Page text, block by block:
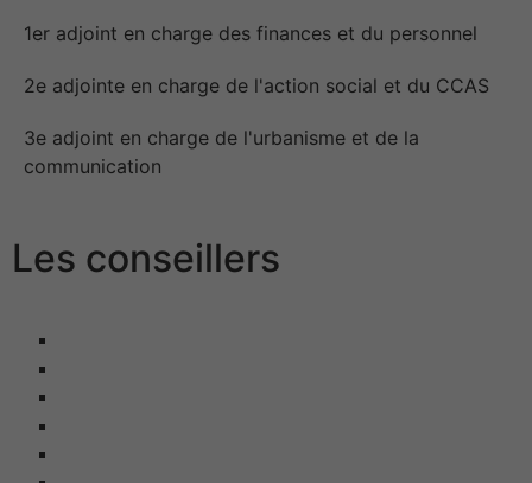
1er adjoint en charge des finances et du personnel
2e adjointe en charge de l'action social et du CCAS
3e adjoint en charge de l'urbanisme et de la
communication
Les conseillers